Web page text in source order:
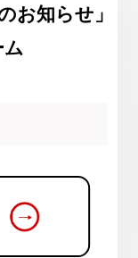
お知らせ」